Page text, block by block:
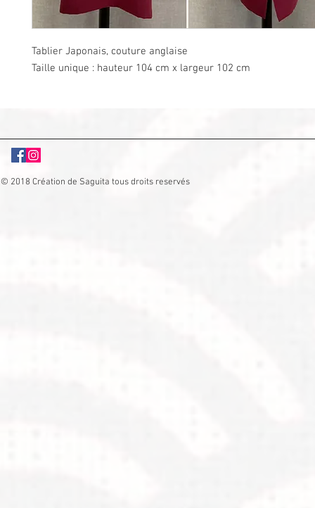
Tablier Japonais, couture anglaise
Taille unique : hauteur 104 cm x largeur 102 cm
© 2018 Création de Saguita tous droits reservés